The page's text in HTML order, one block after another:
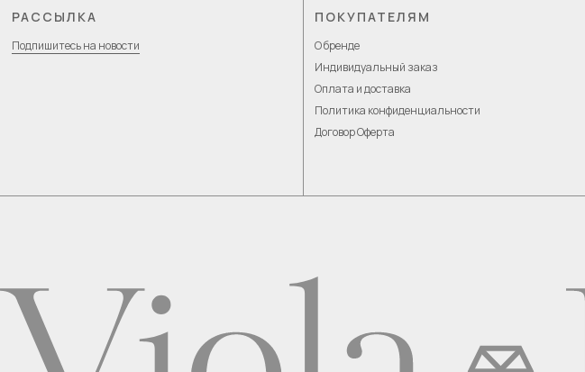
РАССЫЛКА
Подпишитесь на новости
ПОКУПАТЕЛЯМ
О бренде
Индивидуальный заказ
Оплата и доставка
Политика конфиденциальности
Договор Оферта